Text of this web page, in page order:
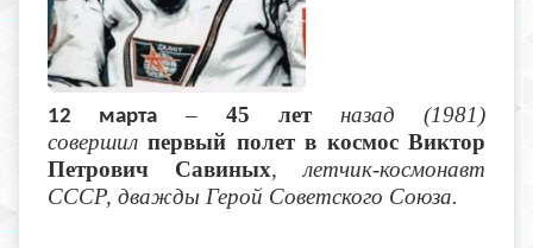
12 марта – 45 лет назад (1981)
совершилпервый полет в космос Виктор
Петрович Савиных, летчик-космонавт
СССР, дважды Герой Советского Союза.